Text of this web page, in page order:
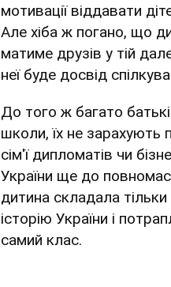
мотивації віддавати
Але хіба ж погано, що
матиме друзів у тій
неї буде досвід
До того ж багато
школи, їх не зарахують
сім'ї дипломатів чи
України ще до
дитина складала
історію України і
самий клас.